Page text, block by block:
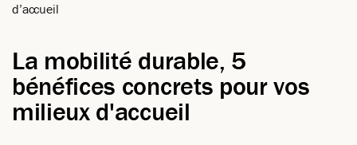
d’accueil
La mobilité durable, 5
bénéfices concrets pour vos
milieux d'accueil